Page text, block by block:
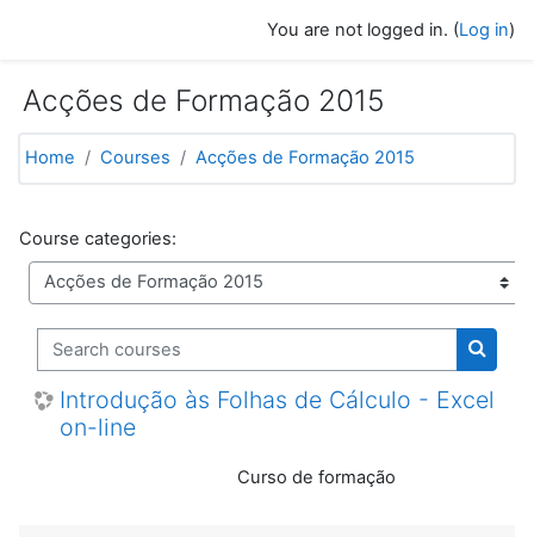
You are not logged in. (Log in)
Acções de Formação 2015
Home Courses Acções de Formação 2015
Course categories:
Search courses
Introdução às Folhas de Cálculo - Excel
on-line
Curso de formação